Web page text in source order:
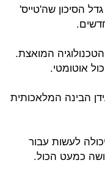
הסיכון שה'טייס'
המואצת.
אוטומטי.
הבינה המלאכותית
לעשות עבור
כמעט הכול.